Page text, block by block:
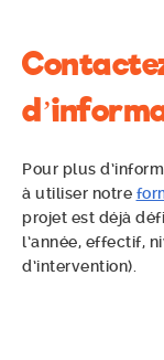
Pour plus
à utiliser notre
projet est déjà
l’année, effectif,
d’intervention).